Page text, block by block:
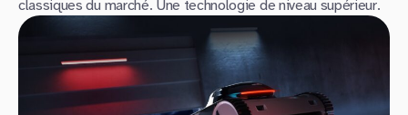
classiques du marché. Une technologie de niveau supérieur.